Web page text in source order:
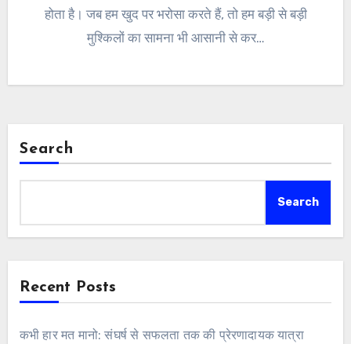
होता है। जब हम खुद पर भरोसा करते हैं, तो हम बड़ी से बड़ी
मुश्किलों का सामना भी आसानी से कर…
Search
Search
Recent Posts
कभी हार मत मानो: संघर्ष से सफलता तक की प्रेरणादायक यात्रा